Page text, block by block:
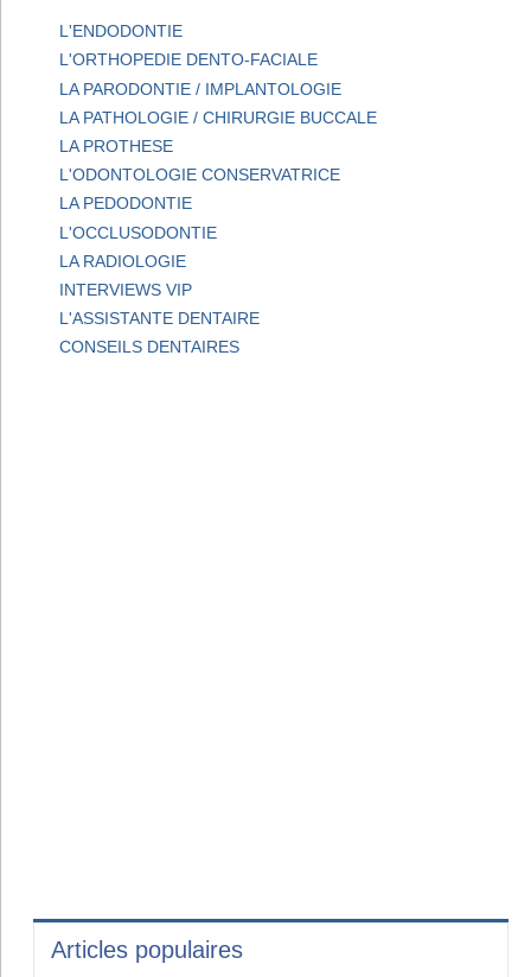
L'ENDODONTIE
L'ORTHOPEDIE DENTO-FACIALE
LA PARODONTIE / IMPLANTOLOGIE
LA PATHOLOGIE / CHIRURGIE BUCCALE
LA PROTHESE
L'ODONTOLOGIE CONSERVATRICE
LA PEDODONTIE
L'OCCLUSODONTIE
LA RADIOLOGIE
INTERVIEWS VIP
L'ASSISTANTE DENTAIRE
CONSEILS DENTAIRES
Articles populaires